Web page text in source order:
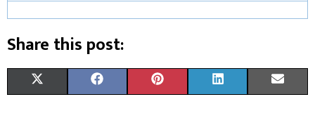
Share this post: